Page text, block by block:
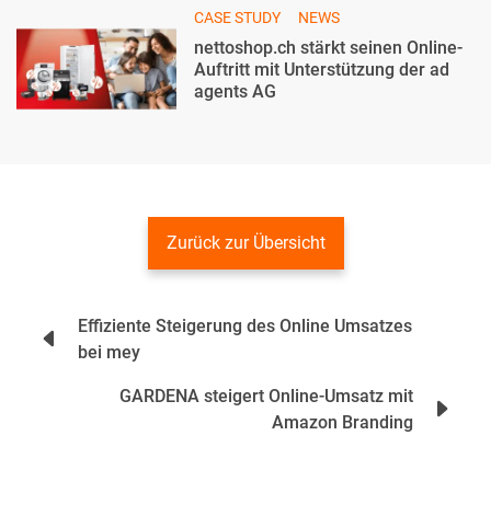
CASE STUDY NEWS
nettoshop.ch stärkt seinen Online-
Auftritt mit Unterstützung der ad
agents AG
Zurück zur Übersicht
Beitrags-
Navigation
Effiziente Steigerung des Online Umsatzes
bei mey
GARDENA steigert Online-Umsatz mit
Amazon Branding